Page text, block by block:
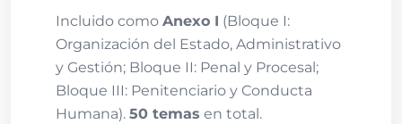
Incluido como Anexo I (Bloque I:
Organización del Estado, Administrativo
y Gestión; Bloque II: Penal y Procesal;
Bloque III: Penitenciario y Conducta
Humana). 50 temas en total.